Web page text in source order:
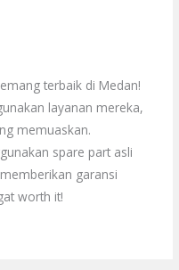
terbaik di Medan!
layanan mereka,
memuaskan.
spare part asli
garansi
worth it!